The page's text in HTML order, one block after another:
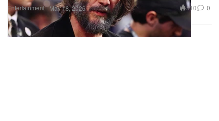
Entertainment May 18, 2026 510 0